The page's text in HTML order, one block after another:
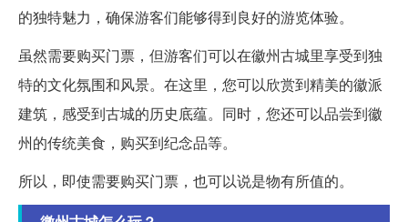
的独特魅力，确保游客们能够得到良好的游览体验。
虽然需要购买门票，但游客们可以在徽州古城里享受到独
特的文化氛围和风景。在这里，您可以欣赏到精美的徽派
建筑，感受到古城的历史底蕴。同时，您还可以品尝到徽
州的传统美食，购买到纪念品等。
所以，即使需要购买门票，也可以说是物有所值的。